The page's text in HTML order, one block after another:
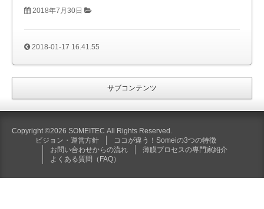
2018年7月30日
2018-01-17 16.41.55
サブコンテンツ
Copyright ©2026 SOMEITEC All Rights Reserved.
ビジョン・運営方針
ココが違う！Someiの3つの特徴
お問い合わせからの流れ
薄膜プロセスの専門家紹介
よくある質問（FAQ）